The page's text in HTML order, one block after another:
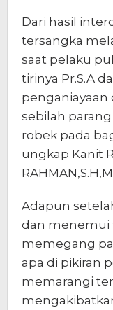
Dari hasil
tersangka
saat pelaku
tirinya Pr.S.A
sebilah
robek pada
ungkap Kanit
Adapun
dan menemui
memegang
apa di pikiran
memarangi